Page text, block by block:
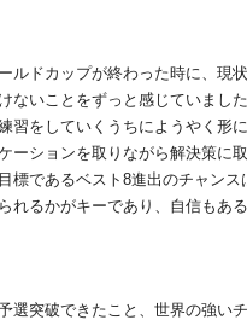
ルドカップが終わった時に、現
ないことをずっと感じていまし
習をしていくうちにようやく形
ーションを取りながら解決策に
標であるベスト8進出のチャン
れるかがキーであり、自信もあ
選突破できたこと、世界の強